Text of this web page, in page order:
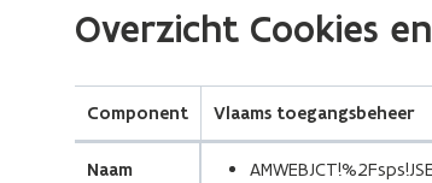
Overzicht Cookies
(Scroll
links)
(Scroll
rechts)
Component Vlaams toegangsbeheer
Naam
(Scroll
links)
(Scroll
rechts)
(Scroll
links)
(Scroll
rechts)
(Scroll
links)
(Scroll
rechts)
(Scroll
links)
(Scroll
rechts)
(Scroll
links)
(Scroll
rechts)
(Scroll
links)
(Scroll
rechts)
(Scroll
links)
(Scroll
rechts)
(Scroll
links)
(Scroll
rechts)
(Scroll
links)
(Scroll
rechts)
(Scroll
links)
(Scroll
rechts)